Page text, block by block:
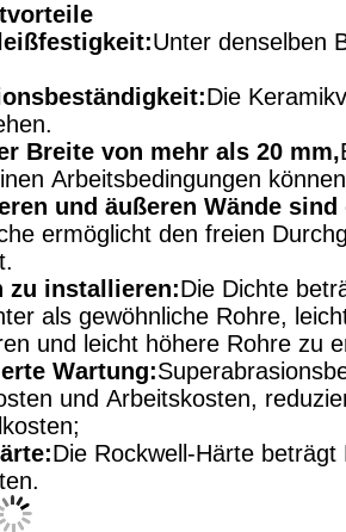
Unter denselben
Die
Breite von mehr als 20 mm,
Arbeitsbedingungen
und äußeren Wände
ermöglicht den freien
zu installieren:Die Dichte
als gewöhnliche Rohre,
und leicht höhere Rohre zu
Wartung:
und Arbeitskosten,
Die Rockwell-Härte